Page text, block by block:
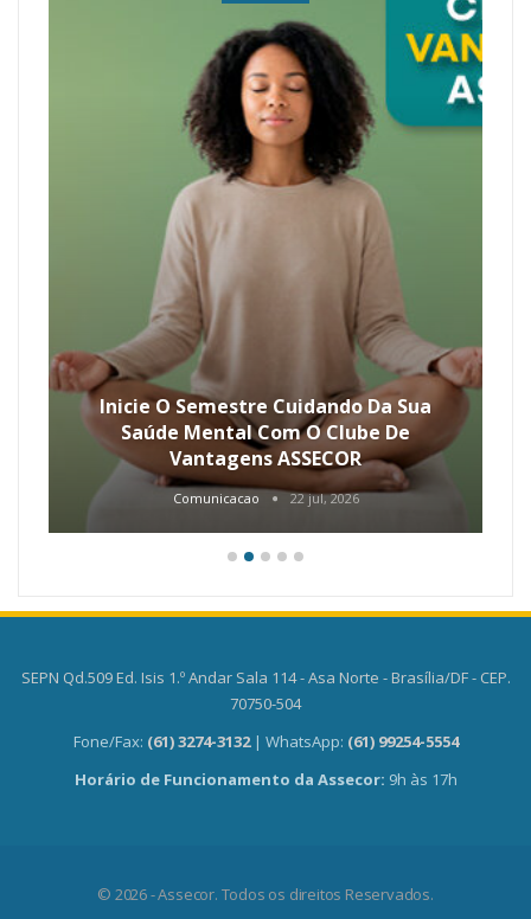
Inicie O Semestre Cuidando Da Sua
Saúde Mental Com O Clube De
Vantagens ASSECOR
Comunicacao 22 jul, 2026
SEPN Qd.509 Ed. Isis 1.º Andar Sala 114 - Asa Norte - Brasília/DF - CEP.
70750-504
Fone/Fax: (61) 3274-3132 | WhatsApp: (61) 99254-5554
Horário de Funcionamento da Assecor: 9h às 17h
© 2026 - Assecor. Todos os direitos Reservados.